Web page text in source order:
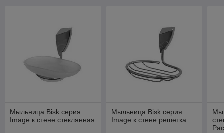
Мыльница Bisk серия
Image к стене стеклянная
Мыльница Bisk серия
Image к стене решетка